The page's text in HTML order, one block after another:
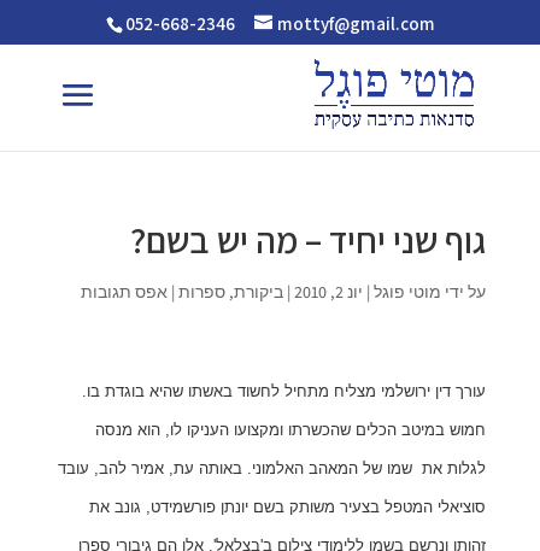
052-668-2346 mottyf@gmail.com
גוף שני יחיד – מה יש בשם?
על ידי מוטי פוגל| יונ 2, 2010 | ביקורת, ספרות| אפס תגובות
עורך דין ירושלמי מצליח מתחיל לחשוד באשתו שהיא בוגדת בו.
חמוש במיטב הכלים שהכשרתו ומקצועו העניקו לו, הוא מנסה
לגלות את שמו של המאהב האלמוני. באותה עת, אמיר להב, עובד
סוציאלי המטפל בצעיר משותק בשם יונתן פורשמידט, גונב את
זהותו ונרשם בשמו ללימודי צילום ב'בצלאל'. אלו הם גיבורי ספרו